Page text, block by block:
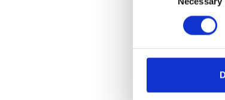
symbool.
Weetje van Sjors